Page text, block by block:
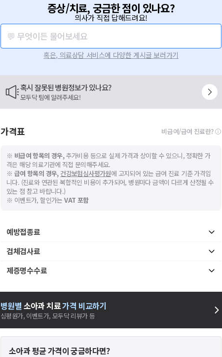
증상/치료, 궁금한 점이 있나요?
의사가 직접 답해드려요!
💬 무엇이든 물어보세요
혹은, 의료상담 서비스에 다양한 게시글 보러가기
혹시 잘못된 병원정보가 있나요?
모두닥 팀에 알려주세요!
가격표 비급여/급여 진료란?
※ 비급여 항목의 경우,추가비용 등으로 실제 가격과 상이할 수 있으니, 정확한 가
격은 해당 의료기관에 직접 문의해주세요.
※ 급여 항목의 경우, 건강보험심사평가원에 고지되어 있는 급여 진료 기준 가격입
니다. (진료와 연관된 복합적인 비용이 추가되어, 병원마다 금액이 다르게 산정될 수
있는 점 참고 바랍니다.)
※ 이벤트가, 할인가는VAT 포함
예방접종료
검체검사료
제증명수수료
병원별 소아과치료가격 비교하기
심평원가, 이벤트가, 모두닥 리뷰가 등
소아과평균 가격이 궁금하다면?